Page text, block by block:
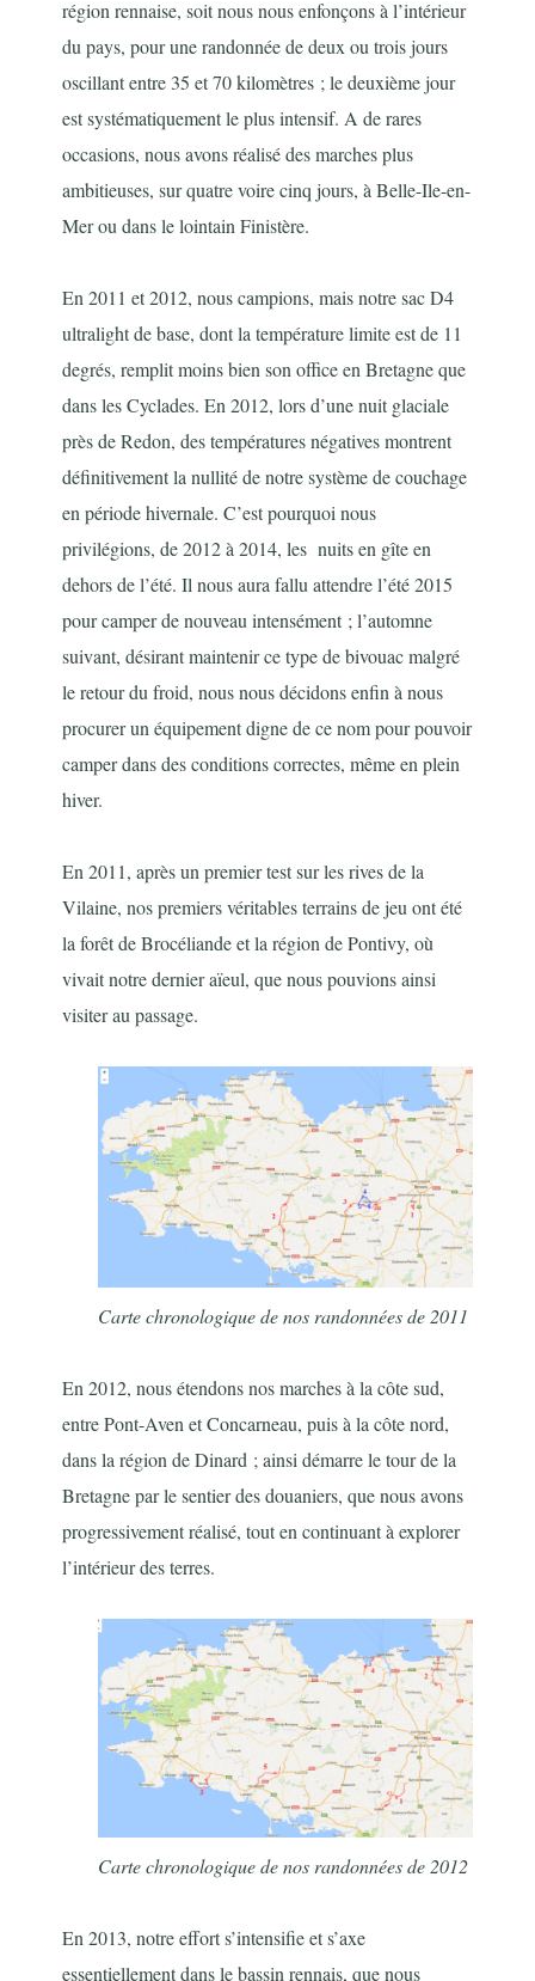
région rennaise, soit nous nous enfonçons à l’intérieur
du pays, pour une randonnée de deux ou trois jours
oscillant entre 35 et 70 kilomètres ; le deuxième jour
est systématiquement le plus intensif. A de rares
occasions, nous avons réalisé des marches plus
ambitieuses, sur quatre voire cinq jours, à Belle-Ile-en-
Mer ou dans le lointain Finistère.
En 2011 et 2012, nous campions, mais notre sac D4
ultralight de base, dont la température limite est de 11
degrés, remplit moins bien son office en Bretagne que
dans les Cyclades. En 2012, lorsd’une nuit glaciale
près de Redon, des températures négatives montrent
définitivement la nullité de notre système de couchage
en période hivernale. C’est pourquoi nous
privilégions, de 2012 à 2014, les nuits en gîte en
dehors de l’été. Il nous aura fallu attendre l’été 2015
pour camper de nouveau intensément ; l’automne
suivant, désirant maintenir ce type de bivouac malgré
le retour du froid, nous nous décidons enfin à nous
procurer un équipement digne de ce nom pour pouvoir
camper dans des conditions correctes, même en plein
hiver.
En 2011, après un premier test sur les rives de la
Vilaine, nos premiers véritables terrains de jeu ont été
la forêt de Brocéliande et la région de Pontivy, où
vivait notre dernier aïeul, que nous pouvions ainsi
visiter au passage.
Carte chronologique de nos randonnées de 2011
En 2012, nous étendons nos marches à la côte sud,
entre Pont-Aven et Concarneau, puis à la côte nord,
dans la région de Dinard ; ainsi démarre le tour de la
Bretagne par le sentier des douaniers, que nous avons
progressivement réalisé, tout en continuant à explorer
l’intérieur des terres.
Carte chronologique de nos randonnées de 2012
En 2013, notre effort s’intensifie et s’axe
essentiellement dans le bassin rennais, que nous